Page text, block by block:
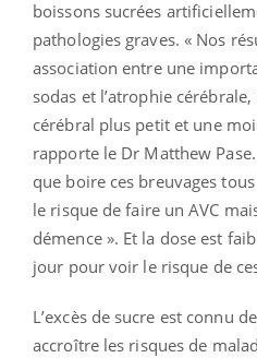
boissons sucrées
pathologies graves. « Nos
association entre une
sodas et l’atrophie
cérébral plus petit et une
rapporte le Dr Matthew
que boire ces breuvages
le risque de faire un AVC
démence ». Et la dose est
jour pour voir le risque de
L’excès de sucre est connu
accroître les risques de